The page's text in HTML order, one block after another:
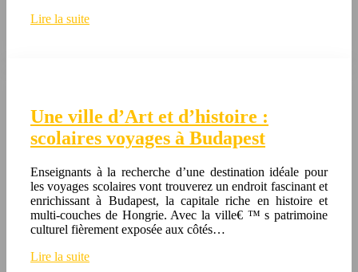
Lire la suite
Une ville d’Art et d’histoire :
scolaires voyages à Budapest
Enseignants à la recherche d’une destination idéale pour
les voyages scolaires vont trouverez un endroit fascinant et
enrichissant à Budapest, la capitale riche en histoire et
multi-couches de Hongrie. Avec la ville€ ™ s patrimoine
culturel fièrement exposée aux côtés…
Lire la suite